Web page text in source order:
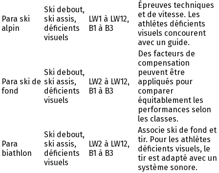
Para ski
alpin
Ski debout,
ski assis,
déficients
visuels
LW1 à LW12,
B1 à B3
Épreuves techniques
et de vitesse. Les
athlètes déficients
visuels concourent
avec un guide.
Para ski de
fond
Ski debout,
ski assis,
déficients
visuels
LW2 à LW12,
B1 à B3
Des facteurs de
compensation
peuvent être
appliqués pour
comparer
équitablement les
performances selon
les classes.
Para
biathlon
Ski debout,
ski assis,
déficients
visuels
LW2 à LW12,
B1 à B3
Associe ski de fond et
tir. Pour les athlètes
déficients visuels, le
tir est adapté avec un
système sonore.